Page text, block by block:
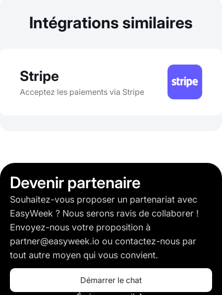
Intégrations similaires
Stripe
Acceptez les paiements via Stripe
Devenir partenaire
Souhaitez-vous proposer un partenariat avec
EasyWeek ? Nous serons ravis de collaborer !
Envoyez-nous votre proposition à
partner@easyweek.io ou contactez-nous par
tout autre moyen qui vous convient.
Démarrer le chat